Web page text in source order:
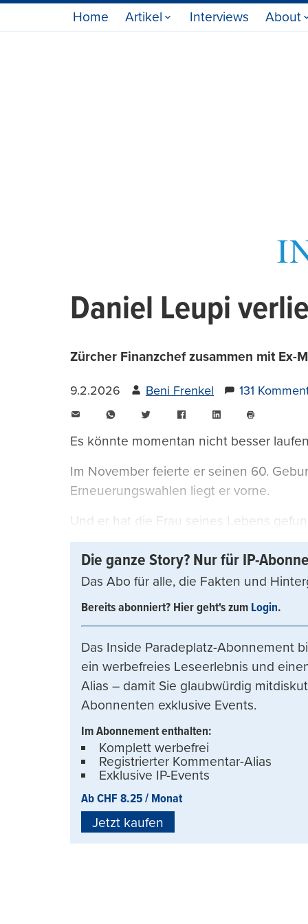
Home Artikel Interviews About
Daniel Leupi
Zürcher Finanzchef zusammen mit
9.2.2026 Beni Frenkel 131
WhatsAppTwitter FacebookLinkedIn
drucken
Es könnte momentan nicht besser
Im November feierte er seinen 60.
Erneuerungswahlen liegt er vorne.
Und er hat die Frau seines Lebens
Die ganze Story? Nur für IP-
Das Abo für alle, die Fakten und
Bereits abonniert? Hier geht's zum Login.
Das Inside Paradeplatz-Abonnement
ein werbefreies Leseerlebnis und
Alias – damit Sie glaubwürdig
Abonnenten exklusive Events.
Im Abonnement enthalten:
Komplett werbefrei
Registrierter Kommentar-Alias
Exklusive IP-Events
Ab CHF 8.25 / Monat
Jetzt kaufen